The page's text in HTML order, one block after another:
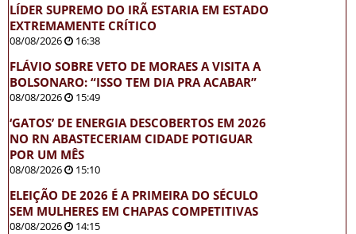
LÍDER SUPREMO DO IRÃ ESTARIA EM ESTADO
EXTREMAMENTE CRÍTICO
08/08/2026 16:38
FLÁVIO SOBRE VETO DE MORAES A VISITA A
BOLSONARO: “ISSO TEM DIA PRA ACABAR”
08/08/2026 15:49
‘GATOS’ DE ENERGIA DESCOBERTOS EM 2026
NO RN ABASTECERIAM CIDADE POTIGUAR
POR UM MÊS
08/08/2026 15:10
ELEIÇÃO DE 2026 É A PRIMEIRA DO SÉCULO
SEM MULHERES EM CHAPAS COMPETITIVAS
08/08/2026 14:15